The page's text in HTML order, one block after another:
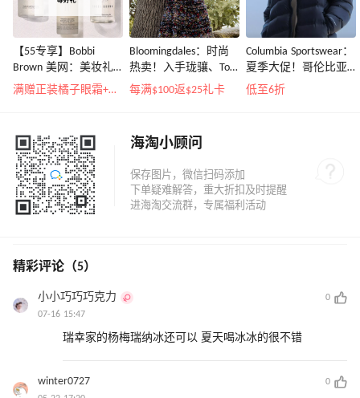
【55专享】Bobbi
Brown 美网：美妆礼
遇！满$150立省$50
满赠正装橘子眼霜+精华唇蜜等好礼
Bloomingdales：时尚
热卖！入手珑骧、Tory
Burch、拉夫劳伦等
每满$100返$25礼卡
Columbia Sportswear：
夏季大促！哥伦比亚
运动热卖
低至6折
海淘小顾问
精彩评论（5）
小小巧巧巧克力
0
07-16 15:47
瑞幸家的杨梅瑞纳冰还可以 夏天喝冰冰的很不错
winter0727
0